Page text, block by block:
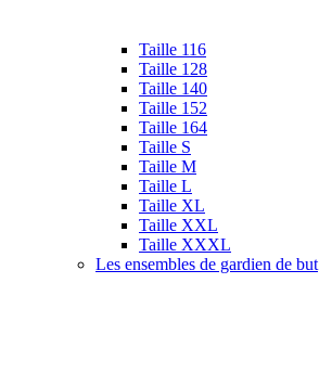
Taille 116
Taille 128
Taille 140
Taille 152
Taille 164
Taille S
Taille M
Taille L
Taille XL
Taille XXL
Taille XXXL
Les ensembles de gardien de but